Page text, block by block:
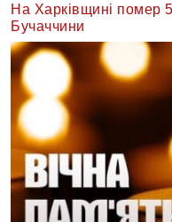
На Харківщині помер
Бучаччини